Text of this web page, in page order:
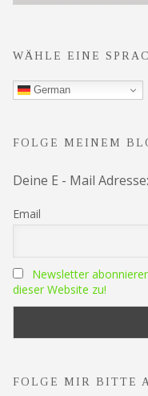
WÄHLE EINE
German
FOLGE MEINEM
Deine E - Mail Adresse:
Email
Newsletter
dieser Website zu!
FOLGE MIR BITTE